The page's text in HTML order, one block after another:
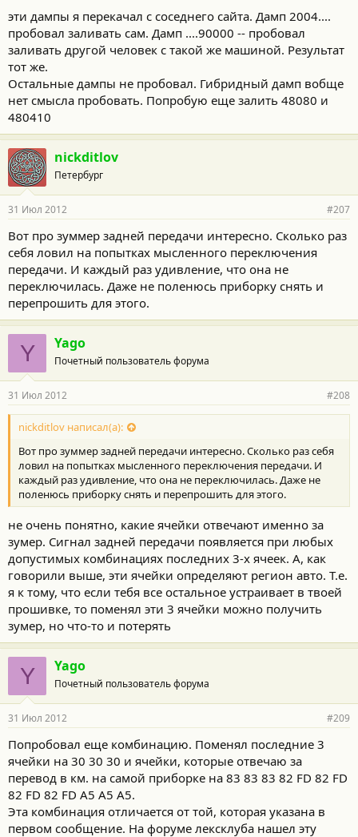
похоже сделал нужный дамп для моего авто.
эти дампы я перекачал с соседнего сайта. Дамп 2004....
пробовал заливать сам. Дамп ....90000 -- пробовал
заливать другой человек с такой же машиной. Результат
тот же.
Остальные дампы не пробовал. Гибридный дамп вобще
нет смысла пробовать. Попробую еще залить 48080 и
480410
nickditlov
Петербург
31 Июл 2012 #207
Вот про зуммер задней передачи интересно. Сколько раз
себя ловил на попытках мысленного переключения
передачи. И каждый раз удивление, что она не
переключилась. Даже не поленюсь приборку снять и
перепрошить для этого.
Y Yago
Почетный пользователь форума
31 Июл 2012 #208
nickditlov написал(а):
Вот про зуммер задней передачи интересно. Сколько раз себя
ловил на попытках мысленного переключения передачи. И
каждый раз удивление, что она не переключилась. Даже не
поленюсь приборку снять и перепрошить для этого.
не очень понятно, какие ячейки отвечают именно за
зумер. Сигнал задней передачи появляется при любых
допустимых комбинациях последних 3-х ячеек. А, как
говорили выше, эти ячейки определяют регион авто. Т.е.
я к тому, что если тебя все остальное устраивает в твоей
прошивке, то поменял эти 3 ячейки можно получить
зумер, но что-то и потерять
Y Yago
Почетный пользователь форума
31 Июл 2012 #209
Попробовал еще комбинацию. Поменял последние 3
ячейки на 30 30 30 и ячейки, которые отвечаю за
перевод в км. на самой приборке на 83 83 83 82 FD 82 FD
82 FD 82 FD A5 A5 A5.
Эта комбинация отличается от той, которая указана в
первом сообщение. На форуме лексклуба нашел эту